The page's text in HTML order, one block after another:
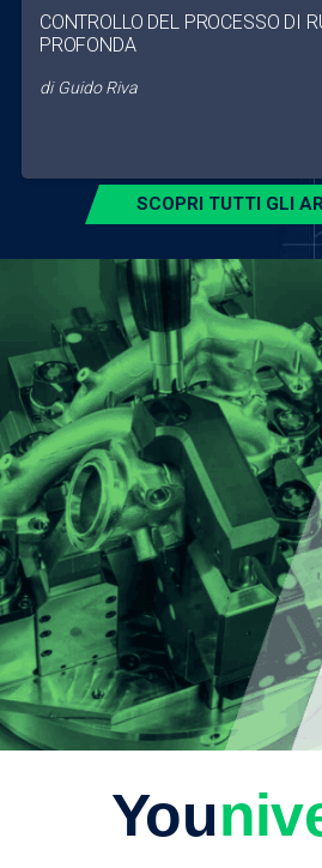
CONTROLLO DEL PROCESSO DI
PROFONDA
di Guido Riva
SCOPRI TUTTI GLI
You